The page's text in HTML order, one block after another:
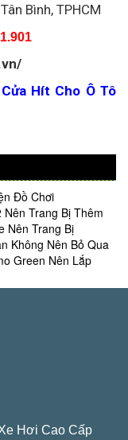
Bình, TPHCM
Hít Cho Ô Tô
Đồ Chơi
Trang Bị Thêm
Nên Trang Bị
Không Nên Bỏ Qua
Green Nên Lắp
Hơi Cao Cấp